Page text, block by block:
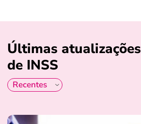
Últimas atualizações
de INSS